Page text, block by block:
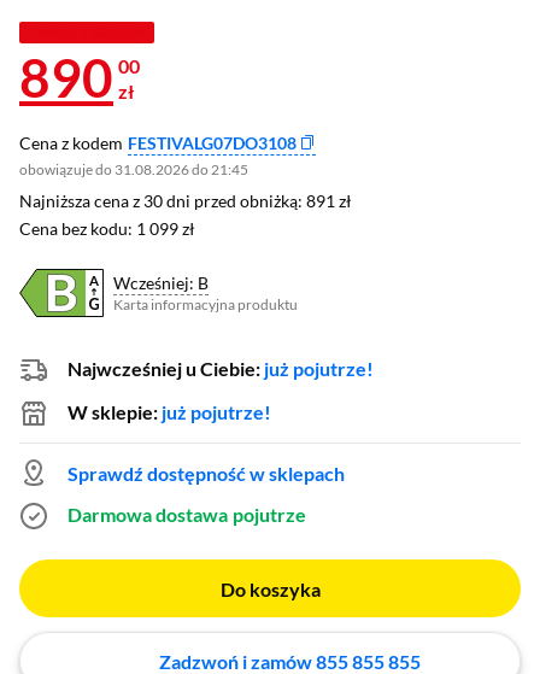
890 00
zł
Cena z kodem FESTIVALG07DO3108
obowiązuje do 31.08.2026 do 21:45
Najniższa cena z 30 dni przed obniżką: 891 zł
Najniższa cena z 30 dni przed obniżką: 891 zł
Cena bez kodu: 1 099 zł
Cena bez kodu: 1 099 zł
Wcześniej: B
Karta informacyjna produktu
Plik w formacie pdf
(otworzy się w nowym oknie)
Najwcześniej u Ciebie: już pojutrze!
W sklepie: już pojutrze!
Sprawdź dostępność w sklepach
Darmowa dostawa pojutrze
Do koszyka
Zadzwoń i zamów 855 855 855